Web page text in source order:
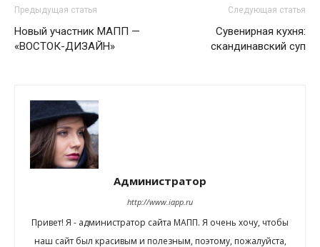
Предыдущая статья
Новый участник МАПП —
«ВОСТОК-ДИЗАЙН»
Следующая статья
Сувенирная кухня:
скандинавский суп
Администратор
http://www.iapp.ru
Привет! Я - администратор сайта МАПП. Я очень хочу, чтобы
наш сайт был красивым и полезным, поэтому, пожалуйста,